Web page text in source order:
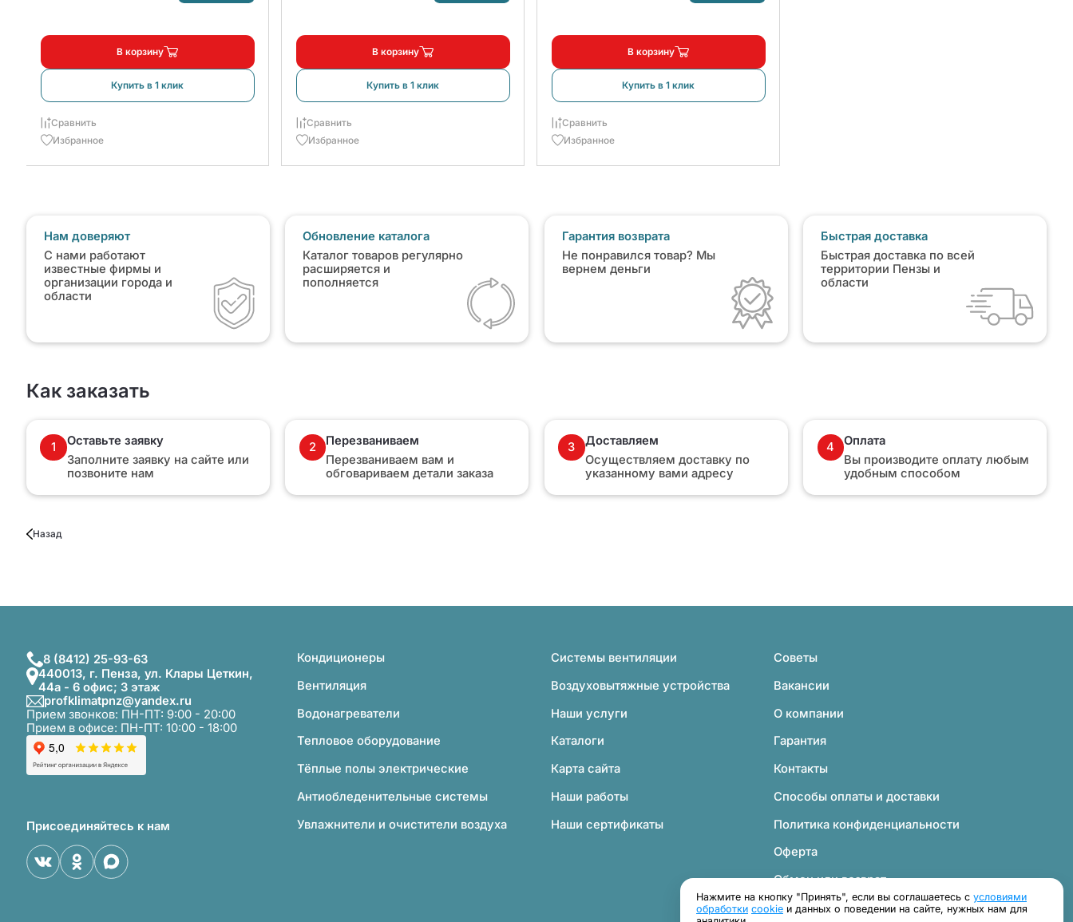
В корзину
Купить в 1 клик
Сравнить
Избранное
В корзину
Купить в 1 клик
Сравнить
Избранное
В корзину
Купить в 1 клик
Сравнить
Избранное
Нам доверяют
С нами работают
известные фирмы и
организации города и
области
Обновление каталога
Каталог товаров регулярно
расширяется и
пополняется
Гарантия возврата
Не понравился товар? Мы
вернем деньги
Быстрая доставка
Быстрая доставка по всей
территории Пензы и
области
Как заказать
1
Оставьте заявку
Заполните заявку на сайте или
позвоните нам
2
Перезваниваем
Перезваниваем вам и
обговариваем детали заказа
3
Доставляем
Осуществляем доставку по
указанному вами адресу
4
Оплата
Вы производите оплату любым
удобным способом
Назад
8 (8412) 25-93-63
440013, г. Пенза, ул. Клары Цеткин,
44а - 6 офис; 3 этаж
profklimatpnz@yandex.ru
Прием звонков: ПН-ПТ: 9:00 - 20:00
Прием в офисе: ПН-ПТ: 10:00 - 18:00
Присоединяйтесь к нам
Кондиционеры
Вентиляция
Водонагреватели
Тепловое оборудование
Тёплые полы электрические
Антиобледенительные системы
Увлажнители и очистители воздуха
Системы вентиляции
Воздуховытяжные устройства
Наши услуги
Каталоги
Карта сайта
Наши работы
Наши сертификаты
Советы
Вакансии
О компании
Гарантия
Контакты
Способы оплаты и доставки
Политика конфиденциальности
Оферта
Обмен или возврат
Согласие на обработку персональных данных
Нажмите на кнопку "Принять", если вы соглашаетесь с условиями
обработки cookie и данных о поведении на сайте, нужных нам для